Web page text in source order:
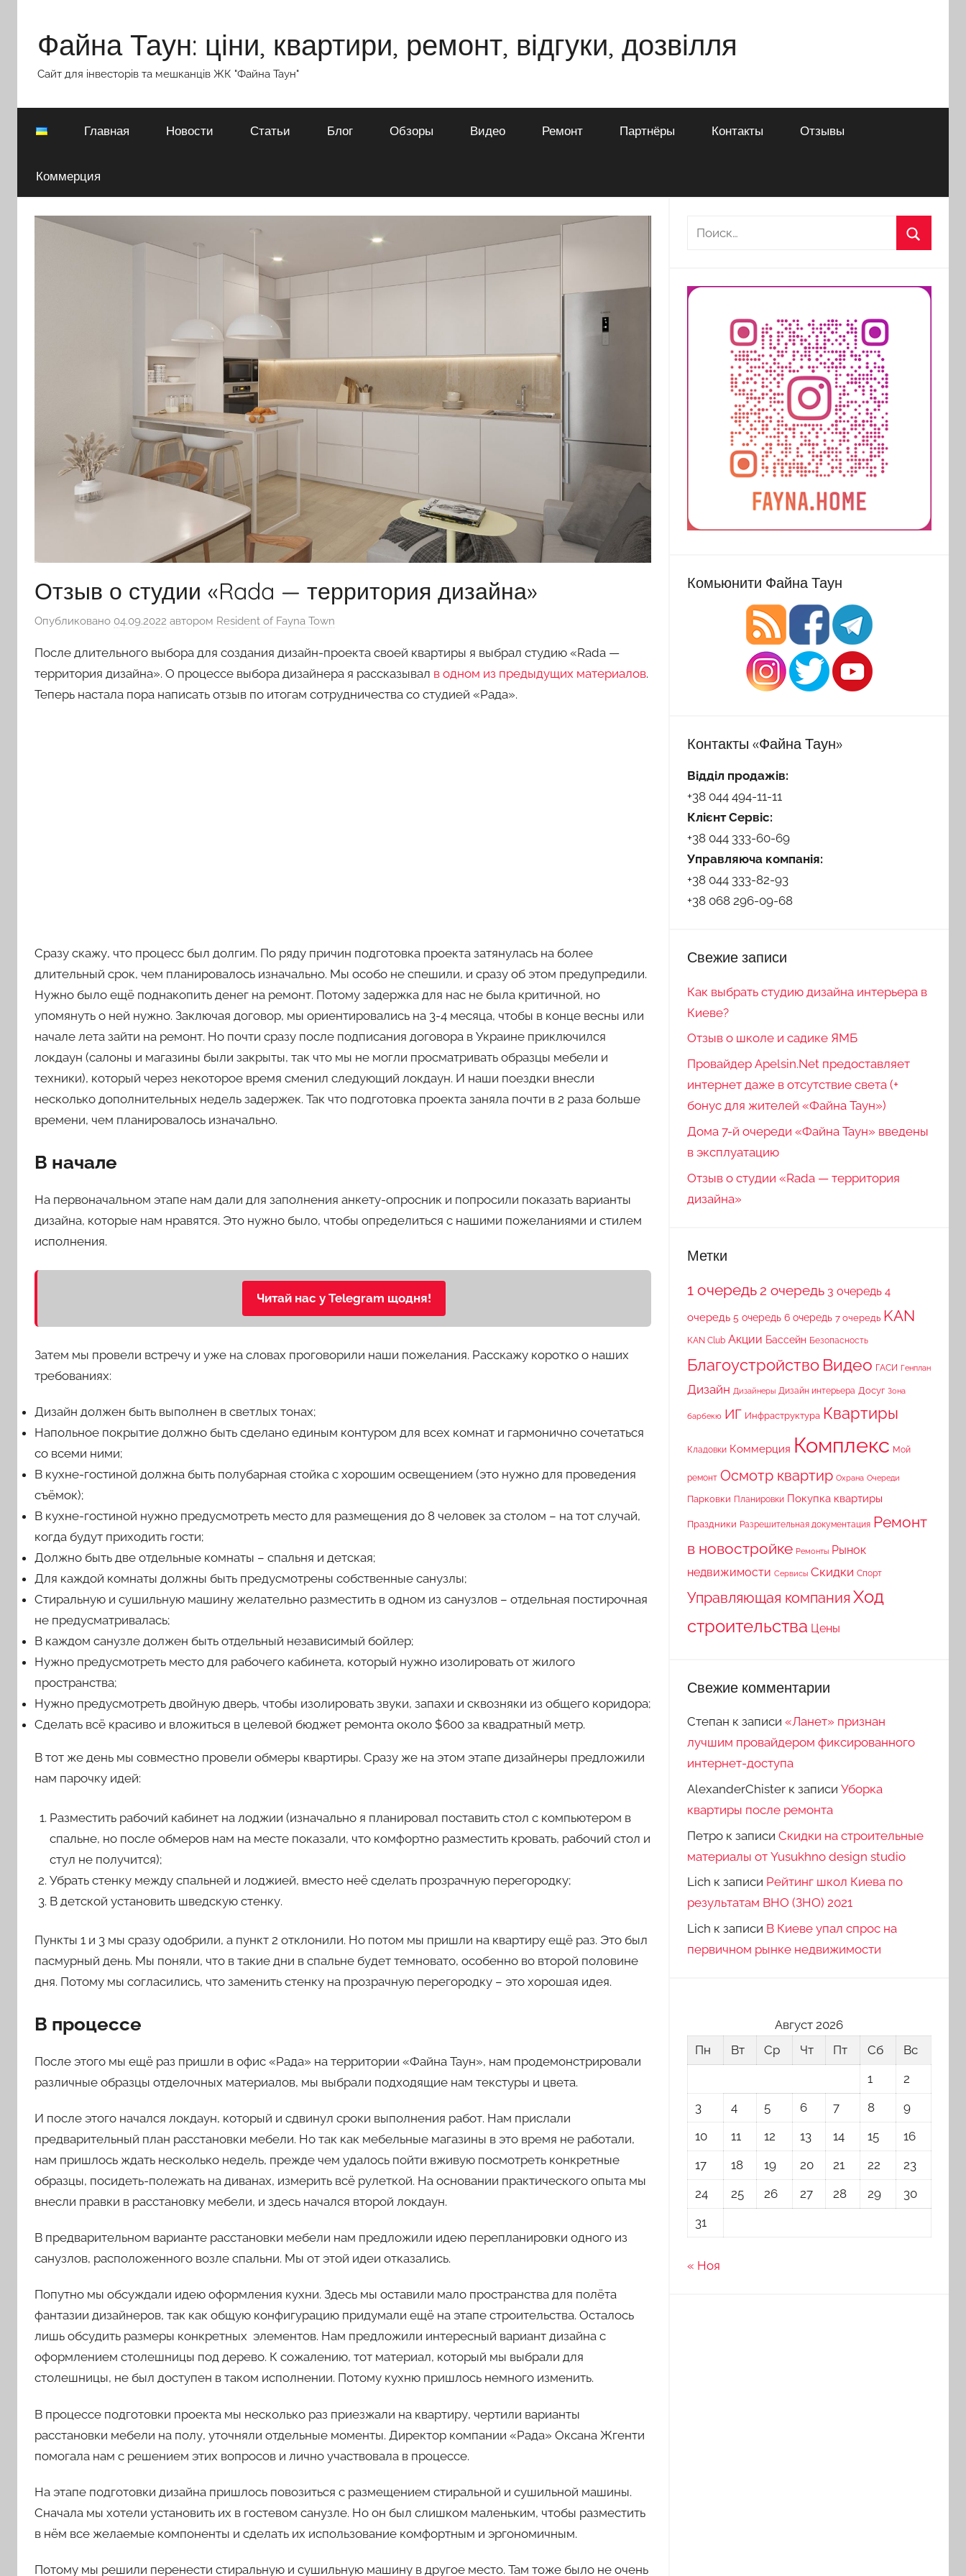
содержимому
Файна Таун: ціни, квартири, ремонт, відгуки, дозвілля
Сайт для інвесторів та мешканців ЖК "Файна Таун"
Главная Новости Статьи Блог Обзоры Видео Ремонт Партнёры Контакты Отзывы
Коммерция
Отзыв о студии «Rada — территория дизайна»
Опубликовано 04.09.2022 автором Resident of Fayna Town
После длительного выбора для создания дизайн-проекта своей квартиры я выбрал студию «Rada —
территория дизайна». О процессе выбора дизайнера я рассказывал в одном из предыдущих материалов.
Теперь настала пора написать отзыв по итогам сотрудничества со студией «Рада».
Сразу скажу, что процесс был долгим. По ряду причин подготовка проекта затянулась на более
длительный срок, чем планировалось изначально. Мы особо не спешили, и сразу об этом предупредили.
Нужно было ещё поднакопить денег на ремонт. Потому задержка для нас не была критичной, но
упомянуть о ней нужно. Заключая договор, мы ориентировались на 3-4 месяца, чтобы в конце весны или
начале лета зайти на ремонт. Но почти сразу после подписания договора в Украине приключился
локдаун (салоны и магазины были закрыты, так что мы не могли просматривать образцы мебели и
техники), который через некоторое время сменил следующий локдаун. И наши поездки внесли
несколько дополнительных недель задержек. Так что подготовка проекта заняла почти в 2 раза больше
времени, чем планировалось изначально.
В начале
На первоначальном этапе нам дали для заполнения анкету-опросник и попросили показать варианты
дизайна, которые нам нравятся. Это нужно было, чтобы определиться с нашими пожеланиями и стилем
исполнения.
Читай нас у Telegram щодня!
Затем мы провели встречу и уже на словах проговорили наши пожелания. Расскажу коротко о наших
требованиях:
Дизайн должен быть выполнен в светлых тонах;
Напольное покрытие должно быть сделано единым контуром для всех комнат и гармонично сочетаться
со всеми ними;
В кухне-гостиной должна быть полубарная стойка с хорошим освещением (это нужно для проведения
съёмок);
В кухне-гостиной нужно предусмотреть место для размещения до 8 человек за столом – на тот случай,
когда будут приходить гости;
Должно быть две отдельные комнаты – спальня и детская;
Для каждой комнаты должны быть предусмотрены собственные санузлы;
Стиральную и сушильную машину желательно разместить в одном из санузлов – отдельная постирочная
не предусматривалась;
В каждом санузле должен быть отдельный независимый бойлер;
Нужно предусмотреть место для рабочего кабинета, который нужно изолировать от жилого
пространства;
Нужно предусмотреть двойную дверь, чтобы изолировать звуки, запахи и сквозняки из общего коридора;
Сделать всё красиво и вложиться в целевой бюджет ремонта около $600 за квадратный метр.
В тот же день мы совместно провели обмеры квартиры. Сразу же на этом этапе дизайнеры предложили
нам парочку идей:
Разместить рабочий кабинет на лоджии (изначально я планировал поставить стол с компьютером в
спальне, но после обмеров нам на месте показали, что комфортно разместить кровать, рабочий стол и
стул не получится);
Убрать стенку между спальней и лоджией, вместо неё сделать прозрачную перегородку;
В детской установить шведскую стенку.
Пункты 1 и 3 мы сразу одобрили, а пункт 2 отклонили. Но потом мы пришли на квартиру ещё раз. Это был
пасмурный день. Мы поняли, что в такие дни в спальне будет темновато, особенно во второй половине
дня. Потому мы согласились, что заменить стенку на прозрачную перегородку – это хорошая идея.
В процессе
После этого мы ещё раз пришли в офис «Рада» на территории «Файна Таун», нам продемонстрировали
различные образцы отделочных материалов, мы выбрали подходящие нам текстуры и цвета.
И после этого начался локдаун, который и сдвинул сроки выполнения работ. Нам прислали
предварительный план расстановки мебели. Но так как мебельные магазины в это время не работали,
нам пришлось ждать несколько недель, прежде чем удалось пойти вживую посмотреть конкретные
образцы, посидеть-полежать на диванах, измерить всё рулеткой. На основании практического опыта мы
внесли правки в расстановку мебели, и здесь начался второй локдаун.
В предварительном варианте расстановки мебели нам предложили идею перепланировки одного из
санузлов, расположенного возле спальни. Мы от этой идеи отказались.
Попутно мы обсуждали идею оформления кухни. Здесь мы оставили мало пространства для полёта
фантазии дизайнеров, так как общую конфигурацию придумали ещё на этапе строительства. Осталось
лишь обсудить размеры конкретных элементов. Нам предложили интересный вариант дизайна с
оформлением столешницы под дерево. К сожалению, тот материал, который мы выбрали для
столешницы, не был доступен в таком исполнении. Потому кухню пришлось немного изменить.
В процессе подготовки проекта мы несколько раз приезжали на квартиру, чертили варианты
расстановки мебели на полу, уточняли отдельные моменты. Директор компании «Рада» Оксана Жгенти
помогала нам с решением этих вопросов и лично участвовала в процессе.
На этапе подготовки дизайна пришлось повозиться с размещением стиральной и сушильной машины.
Сначала мы хотели установить их в гостевом санузле. Но он был слишком маленьким, чтобы разместить
в нём все желаемые компоненты и сделать их использование комфортным и эргономичным.
Потому мы решили перенести стиральную и сушильную машину в другое место. Там тоже было не очень
Найти:
Комьюнити Файна Таун
Контакты «Файна Таун»
Відділ продажів:
+38 044 494-11-11
Клієнт Сервіс:
+38 044 333-60-69
Управляюча компанія:
+38 044 333-82-93
+38 068 296-09-68
Свежие записи
Как выбрать студию дизайна интерьера в
Киеве?
Отзыв о школе и садике ЯМБ
Провайдер Apelsin.Net предоставляет
интернет даже в отсутствие света (+
бонус для жителей «Файна Таун»)
Дома 7-й очереди «Файна Таун» введены
в эксплуатацию
Отзыв о студии «Rada — территория
дизайна»
Метки
1 очередь2 очередь 3 очередь 4
очередь 5 очередь 6 очередь 7 очередь KAN
KAN Club Акции Бассейн Безопасность
Благоустройство Видео ГАСИ Генплан
Дизайн Дизайнеры Дизайн интерьера Досуг Зона
барбекю ИГ Инфраструктура Квартиры
Кладовки Коммерция Комплекс Мой
ремонт Осмотр квартир Охрана Очереди
Парковки Планировки Покупка квартиры
Праздники Разрешительная документация Ремонт
в новостройке Ремонты Рынок
недвижимости Сервисы Скидки Спорт
Управляющая компания Ход
строительства Цены
Свежие комментарии
Степан к записи «Ланет» признан
лучшим провайдером фиксированного
интернет-доступа
AlexanderChisterк записи Уборка
квартиры после ремонта
Петрок записи Скидки на строительные
материалы от Yusukhno design studio
Lich к записи Рейтинг школ Киева по
результатам ВНО (ЗНО) 2021
Lich к записи В Киеве упал спрос на
первичном рынке недвижимости
Август 2026
Пн
Вт Ср Чт Пт Сб
Вс
1
2
3
4 5 6 7 8
9
10
11 12 13 14 15
16
17
18 19 20 21 22
23
24
25 26 27 28 29
30
31
« Ноя